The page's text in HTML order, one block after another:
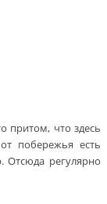
притом, что здесь
побережья есть
Отсюда регулярно